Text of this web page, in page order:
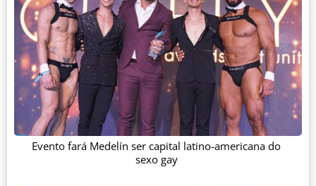
Evento fará Medelín ser capital latino-americana do
sexo gay